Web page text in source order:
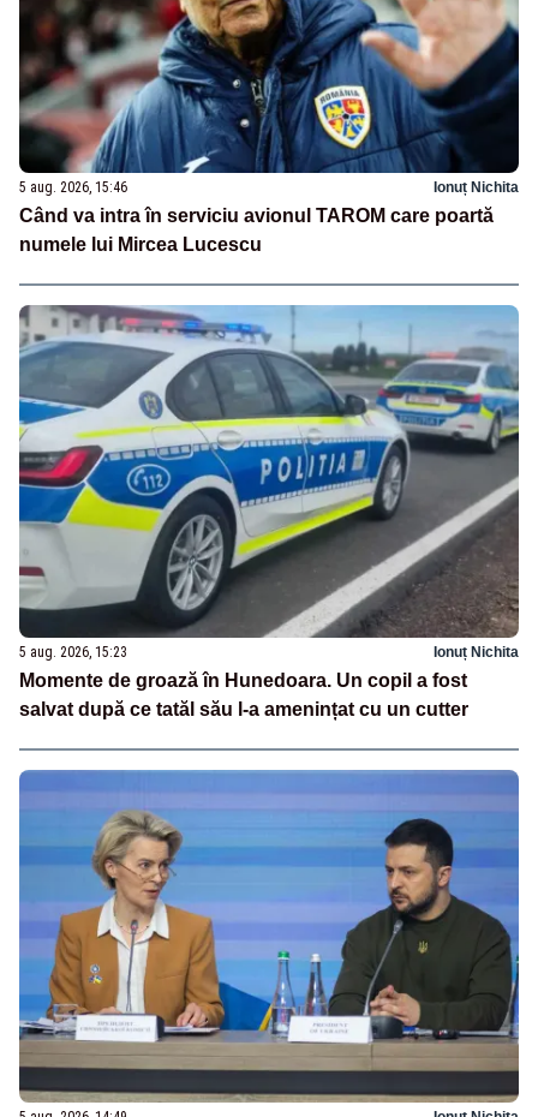
5 aug. 2026, 15:46 Ionuț Nichita
Când va intra în serviciu avionul TAROM care poartă
numele lui Mircea Lucescu
5 aug. 2026, 15:23 Ionuț Nichita
Momente de groază în Hunedoara. Un copil a fost
salvat după ce tatăl său l-a amenințat cu un cutter